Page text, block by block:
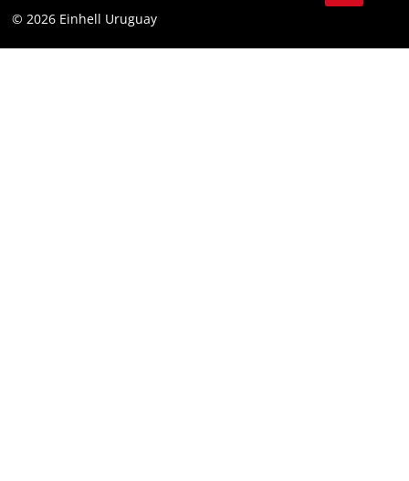
Cumplimiento
Garantía PurePower Brushless
© 2026 Einhell Uruguay